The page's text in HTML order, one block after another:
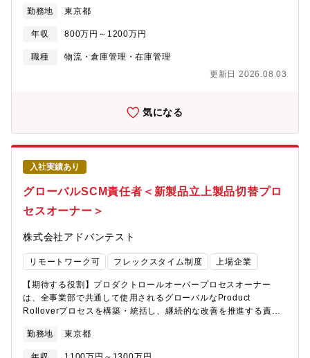
つうじて安定的な供給体制を確立・維持可能なサプライチェーン
期待しています。【ポジションの魅力】・英伊企業との折衝など
メント従事者としての成長を遂げることができます。・一層厳し
さを増す日本の安全保障環境の中で、その一翼を担う誇りを感じ
の中で、主導的にプロジェクトの推進に携わることができま
す。【働き方】平均残業時間：30時間 フレックス可否：可リモー
背景】需要増に伴い、組織強化を目的とした増員募集となりま
す。【社宅詳細】■社宅 概要・年齢制限 ：なし・入居期限 ：10年
間・賃料限度額 ：同居のお子様あり 120,000円同居のお子様な
し 100,000円 ※共益費・管理費を除く・本人負担額 ：20,000
～40,000円/月程度※物件の条件，入居期間により変動 ※共益
費，管理費等は個人負担・エリア ：（鶴ヶ島・昭島・立川・所
沢・青梅・八王子）近郊・面積上限 ：同居のお子様あり
75m2 同居のお子様なし 60m2・間取：制限なし・物件選定方
法 ：原則，会社指定業者を通して本人が選定・物件種類 ：戸建物
件は認めない・その他 ：社宅入居後の物件変更は認めない※現住
■独身寮/単身赴任寮 概要・場所：（鶴ヶ島・昭島・立川・所沢・
調整■個別業務およびプロジェクトの推進におけるPMO的役割の
遂行■スケジュール作成および進捗管理、課題管理■リスク管理、
先読みによる課題抽出と対策提案■パワーポイントを用いた資料作
成および報告資料への落とし込み■定例会議運営、会議の議事録作
業務のやりがい＞東京エレクトロンの売上高の8割が海外であり、
る部署であるためビジネスへの貢献を実感できるとともに、売上
高の数字に直結する非常に責任のある部署となります。世界規模
で展開する当社の物流・貿易戦略の中枢で業務改善を推進するダ
イナミズムを実感でき、効率化やコスト削減といった具体的な成
果を通じて会社の成長へ貢献しやりがいを感じる事ができます。
＜本業務を通じて得られるキャリアパス＞半導体製造装置を輸出
し、売上計上する物流の一端を担っているグループであるため、
会社の収益や物流の知識・経験を身に着けることができます。将
来的にはグループ内の各チームのリーダーとしての役割や全体の
理部には当グループ以外に6グループあり、より専門的なグループ
に異動しキャリアの幅を広げる事も可能です。そのため、営業、
工場、経理、財務、法務、貿易管理など、あらゆる部門との密な
識も求められるためとてもやりがいを感じられる業務でありま
す。【働き方】海外との会議が早朝にあるため、2025年7月まで
は週2出社程度の方が多いです。フレックス勤務可能なため柔軟な
働き方が可能です残業状況：残業状況：20-30h 繁忙期：40h
勤務地 東京都
年収 800万円～1200万円
職種
物流・倉庫管理・在庫管理
更新日 2026.08.03
気になる
入社実績あり
グローバルSCM責任者＜新製品立上製品切替プロ
セスオーナー＞
株式会社アドバンテスト
リモートワーク可 フレックスタイム制度 上場企業
【期待する役割】プロダクトロールオーバープロセスオーナー
は、全事業部で共通して使用されるグローバルなProduct
Rolloverプロセスを構築・統括し、継続的な改善を推進する責任
量産立上げ（Ramp-up）、および製品終息（EOL）を含む製品ラ
イフサイクルを対象としたプロセスおよびガバナンスの設計を担
勤務地 東京都